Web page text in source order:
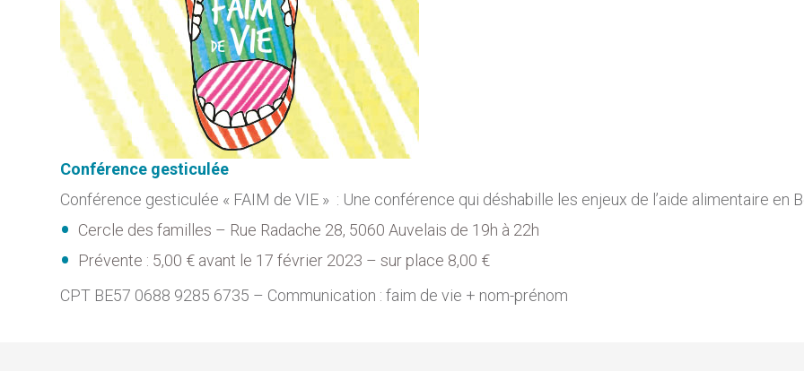
Conférence gesticulée
Conférence gesticulée « FAIM de VIE » : Une conférence qui déshabille les enjeux de l’aide alimentaire en
Cercle des familles – Rue Radache 28, 5060 Auvelais de 19h à 22h
Prévente : 5,00 € avant le 17 février 2023 – sur place 8,00 €
CPT BE57 0688 9285 6735 – Communication : faim de vie + nom-prénom